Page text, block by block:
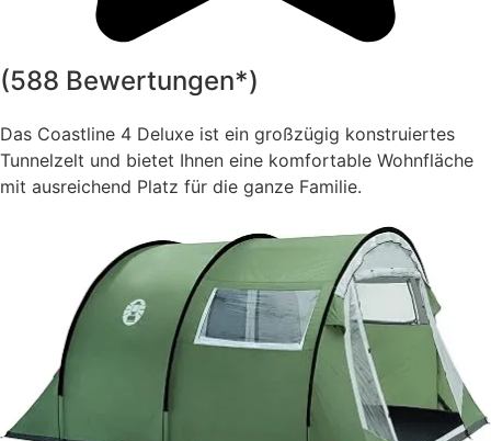
(588 Bewertungen*)
Das Coastline 4 Deluxe ist ein großzügig konstruiertes
Tunnelzelt und bietet Ihnen eine komfortable Wohnfläche
mit ausreichend Platz für die ganze Familie.